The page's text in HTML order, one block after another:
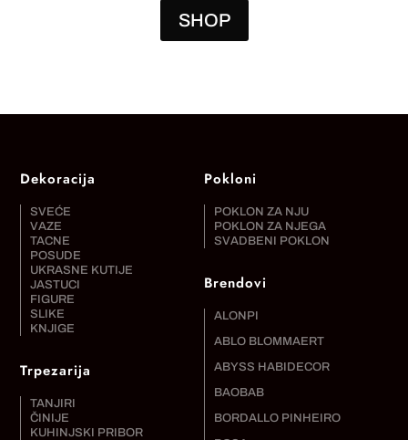
SHOP
Dekoracija
SVEĆE
VAZE
TACNE
POSUDE
UKRASNE KUTIJE
JASTUCI
FIGURE
SLIKE
KNJIGE
Trpezarija
TANJIRI
ČINIJE
KUHINJSKI PRIBOR
Pokloni
POKLON ZA NJU
POKLON ZA NJEGA
SVADBENI POKLON
Brendovi
ALONPI
ABLO BLOMMAERT
ABYSS HABIDECOR
BAOBAB
BORDALLO PINHEIRO